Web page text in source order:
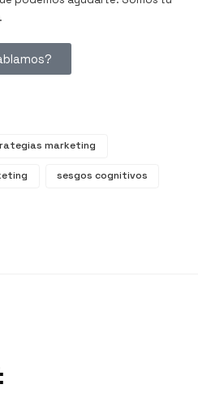
marketing
sesgos cognitivos